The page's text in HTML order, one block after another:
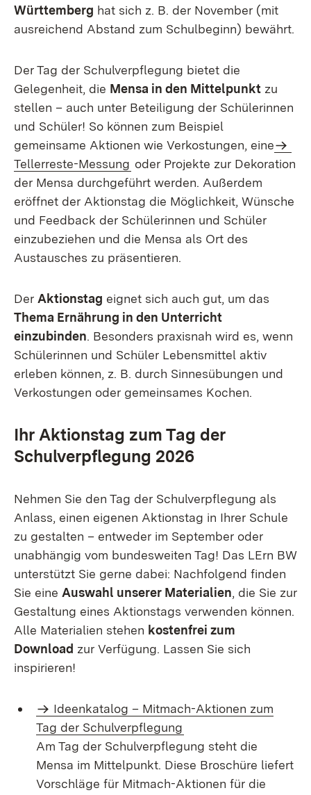
Württemberg hat sich z. B. der November (mit
ausreichend Abstand zum Schulbeginn) bewährt.
Der Tag der Schulverpflegung bietet die
Gelegenheit, die Mensa in den Mittelpunkt zu
stellen – auch unter Beteiligung der Schülerinnen
und Schüler! So können zum Beispiel
gemeinsame Aktionen wie Verkostungen, eine
Tellerreste-Messung oder Projekte zur Dekoration
der Mensa durchgeführt werden. Außerdem
eröffnet der Aktionstag die Möglichkeit, Wünsche
und Feedback der Schülerinnen und Schüler
einzubeziehen und die Mensa als Ort des
Austausches zu präsentieren.
Der Aktionstag eignet sich auch gut, um das
Thema Ernährung in den Unterricht
einzubinden. Besonders praxisnah wird es, wenn
Schülerinnen und Schüler Lebensmittel aktiv
erleben können, z. B. durch Sinnesübungen und
Verkostungen oder gemeinsames Kochen.
Ihr Aktionstag zum Tag der
Schulverpflegung 2026
Nehmen Sie den Tag der Schulverpflegung als
Anlass, einen eigenen Aktionstag in Ihrer Schule
zu gestalten – entweder im September oder
unabhängig vom bundesweiten Tag! Das LErn BW
unterstützt Sie gerne dabei: Nachfolgend finden
Sie eine Auswahl unserer Materialien, die Sie zur
Gestaltung eines Aktionstags verwenden können.
Alle Materialien stehen kostenfrei zum
Download zur Verfügung. Lassen Sie sich
inspirieren!
Ideenkatalog – Mitmach-Aktionen zum
Tag der Schulverpflegung
Am Tag der Schulverpflegung steht die
Mensa im Mittelpunkt. Diese Broschüre liefert
Vorschläge für Mitmach-Aktionen für die